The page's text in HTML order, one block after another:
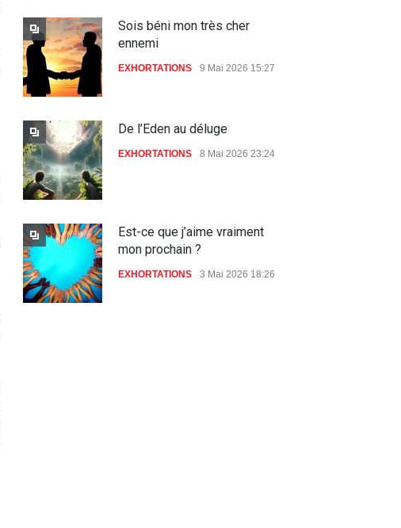
Sois béni mon très cher
ennemi
EXHORTATIONS 9 Mai 2026 15:27
De l’Eden au déluge
EXHORTATIONS 8 Mai 2026 23:24
Est-ce que j’aime vraiment
mon prochain ?
EXHORTATIONS 3 Mai 2026 18:26